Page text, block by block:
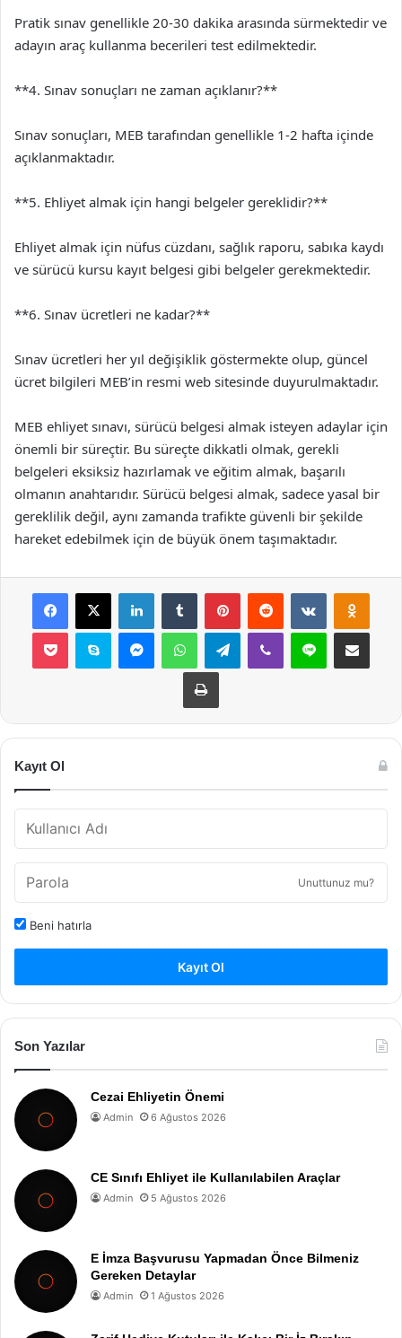
Pratik sınav genellikle 20-30 dakika arasında sürmektedir ve
adayın araç kullanma becerileri test edilmektedir.
**4. Sınav sonuçları ne zaman açıklanır?**
Sınav sonuçları, MEB tarafından genellikle 1-2 hafta içinde
açıklanmaktadır.
**5. Ehliyet almak için hangi belgeler gereklidir?**
Ehliyet almak için nüfus cüzdanı, sağlık raporu, sabıka kaydı
ve sürücü kursu kayıt belgesi gibi belgeler gerekmektedir.
**6. Sınav ücretleri ne kadar?**
Sınav ücretleri her yıl değişiklik göstermekte olup, güncel
ücret bilgileri MEB’in resmi web sitesinde duyurulmaktadır.
MEB ehliyet sınavı, sürücü belgesi almak isteyen adaylar için
önemli bir süreçtir. Bu süreçte dikkatli olmak, gerekli
belgeleri eksiksiz hazırlamak ve eğitim almak, başarılı
olmanın anahtarıdır. Sürücü belgesi almak, sadece yasal bir
gereklilik değil, aynı zamanda trafikte güvenli bir şekilde
hareket edebilmek için de büyük önem taşımaktadır.
Facebook
X LinkedInTumblr PinterestReddit VKontakte
Pocket Skype MessengerWhatsAppTelegramViber Line E-Posta ile
Yazdır
Kayıt Ol
Unuttunuz mu?
Beni hatırla
Kayıt Ol
Son Yazılar
Cezai Ehliyetin Önemi
Admin 6 Ağustos 2026
CE Sınıfı Ehliyet ile Kullanılabilen Araçlar
Admin 5 Ağustos 2026
E İmza Başvurusu Yapmadan Önce Bilmeniz
Gereken Detaylar
Admin 1 Ağustos 2026